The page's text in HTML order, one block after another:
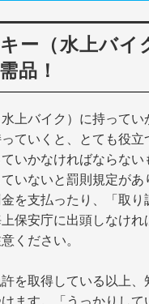
ー（水上バイ
品！
上バイク）に持ってい
ていくと、とても役立
いかなければならない
いないと罰則規定があ
を支払ったり、「取り
保安庁に出頭しなけれ
ください。
を取得している以上、
ます。「うっかりして